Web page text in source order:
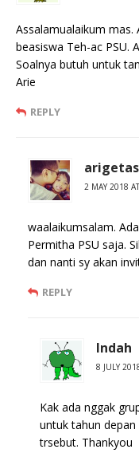
Assalamualaikum mas.
beasiswa Teh-ac PSU.
Soalnya butuh untuk
Arie
REPLY
arigetas
2 MAY 2018
waalaikumsalam.
Permitha PSU saja.
dan nanti sy akan
REPLY
Indah
8 JULY
Kak ada nggak
untuk tahun
trsebut. Thankyou